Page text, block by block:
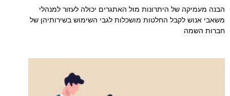
הבנה מעמיקה של היתרונות מול האתגרים יכולה לעזור למנהלי
משאבי אנוש לקבל החלטות מושכלות לגבי השימוש בשירותיהן של
חברות השמה